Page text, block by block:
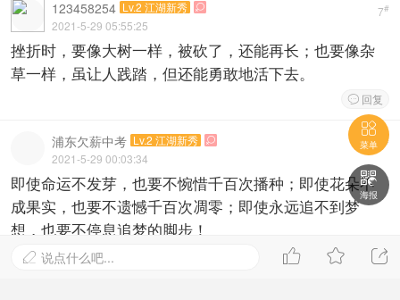
7#
123458254 Lv.2 江湖新秀 
2021-5-29 05:55:25
挫折时，要像大树一样，被砍了，还能再长；也要像杂
草一样，虽让人践踏，但还能勇敢地活下去。
 回复
#
浦东欠薪中考 Lv.2 江湖新秀 
2021-5-29 00:03:34
即使命运不发芽，也要不惋惜千百次播种；即使花朵不
成果实，也要不遗憾千百次凋零；即使永远追不到梦
想，也要不停息追梦的脚步！
回复

菜单

海报



 说点什么吧...